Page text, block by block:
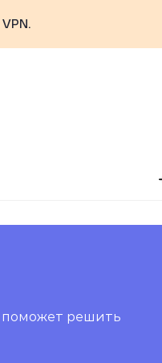
поможет решить